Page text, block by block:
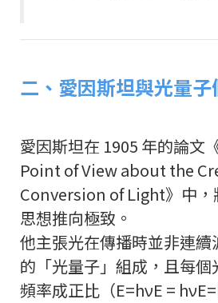
二、愛因斯坦與光量子
愛因斯坦在 1905 年的論文
Point of View about the
Conversion of Light》中，
思想推向極致。
他主張光在傳播時並非連
的「光量子」組成，且每
頻率成正比（E=hνE = hνE=